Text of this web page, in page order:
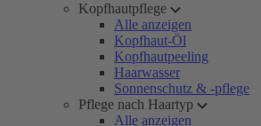
Kopfhautpflege
Alle anzeigen
Kopfhaut-Öl
Kopfhautpeeling
Haarwasser
Sonnenschutz & -pflege
Pflege nach Haartyp
Alle anzeigen